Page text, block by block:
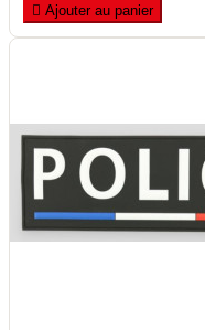
 Ajouter au panier